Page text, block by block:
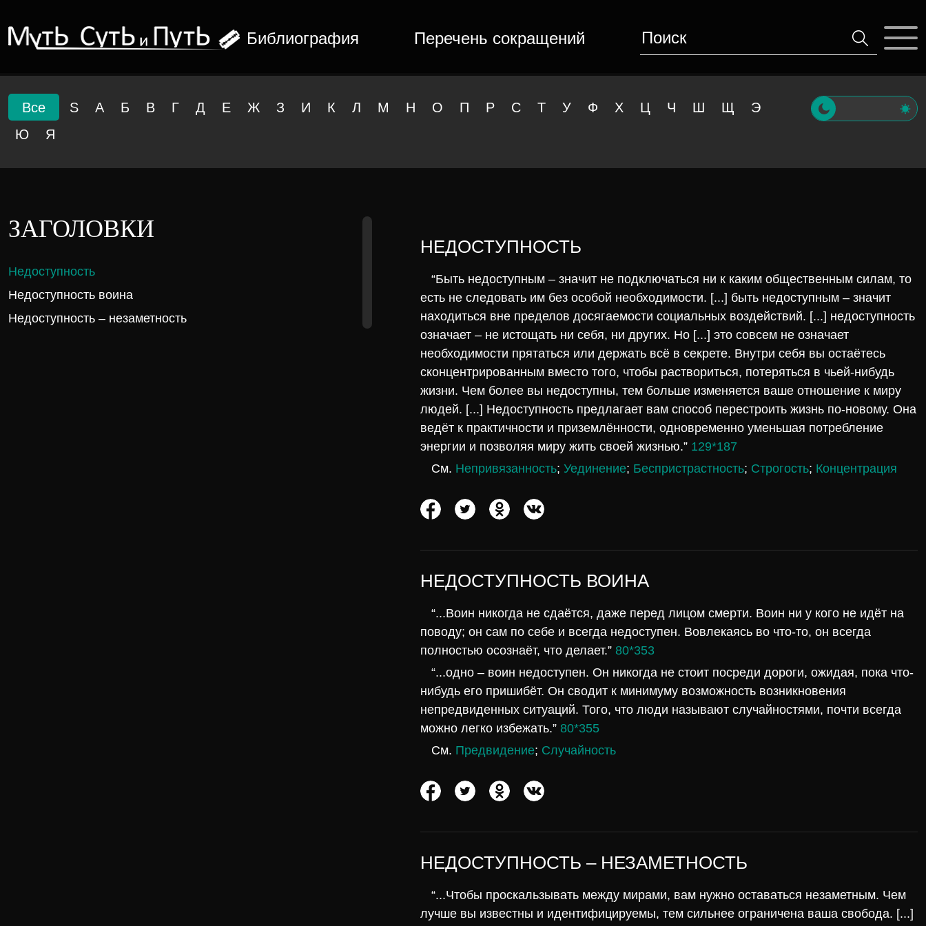
Библиография Перечень сокращений
Все S А Б В Г Д Е Ж З И К Л М Н О П Р С Т У Ф Х Ц Ч Ш Щ
Э
Ю
Я
ЗАГОЛОВКИ
Недоступность
Недоступность воина
Недоступность – незаметность
НЕДОСТУПНОСТЬ
“Быть недоступным – значит не подключаться ни к каким общественным силам, то
есть не следовать им без особой необходимости. [...] быть недоступным – значит
находиться вне пределов досягаемости социальных воздействий. [...] недоступность
означает – не истощать ни себя, ни других. Но [...] это совсем не означает
необходимости прятаться или держать всё в секрете. Внутри себя вы остаётесь
сконцентрированным вместо того, чтобы раствориться, потеряться в чьей-нибудь
жизни. Чем более вы недоступны, тем больше изменяется ваше отношение к миру
людей. [...] Недоступность предлагает вам способ перестроить жизнь по-новому. Она
ведёт к практичности и приземлённости, одновременно уменьшая потребление
энергии и позволяя миру жить своей жизнью.” 129*187
См. Непривязанность; Уединение; Беспристрастность; Строгость; Концентрация
НЕДОСТУПНОСТЬ ВОИНА
“...Воин никогда не сдаётся, даже перед лицом смерти. Воин ни у кого не идёт на
поводу; он сам по себе и всегда недоступен. Вовлекаясь во что-то, он всегда
полностью осознаёт, что делает.” 80*353
“...одно – воин недоступен. Он никогда не стоит посреди дороги, ожидая, пока что-
нибудь его пришибёт. Он сводит к минимуму возможность возникновения
непредвиденных ситуаций. Того, что люди называют случайностями, почти всегда
можно легко избежать.” 80*355
См. Предвидение; Случайность
НЕДОСТУПНОСТЬ – НЕЗАМЕТНОСТЬ
“...Чтобы проскальзывать между мирами, вам нужно оставаться незаметным. Чем
лучше вы известны и идентифицируемы, тем сильнее ограничена ваша свобода. [...]